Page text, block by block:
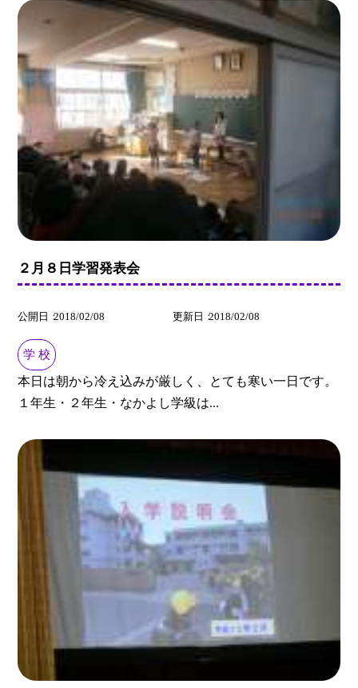
２月８日学習発表会
公開日 2018/02/08 更新日 2018/02/08
学 校
本日は朝から冷え込みが厳しく、とても寒い一日です。
１年生・２年生・なかよし学級は...